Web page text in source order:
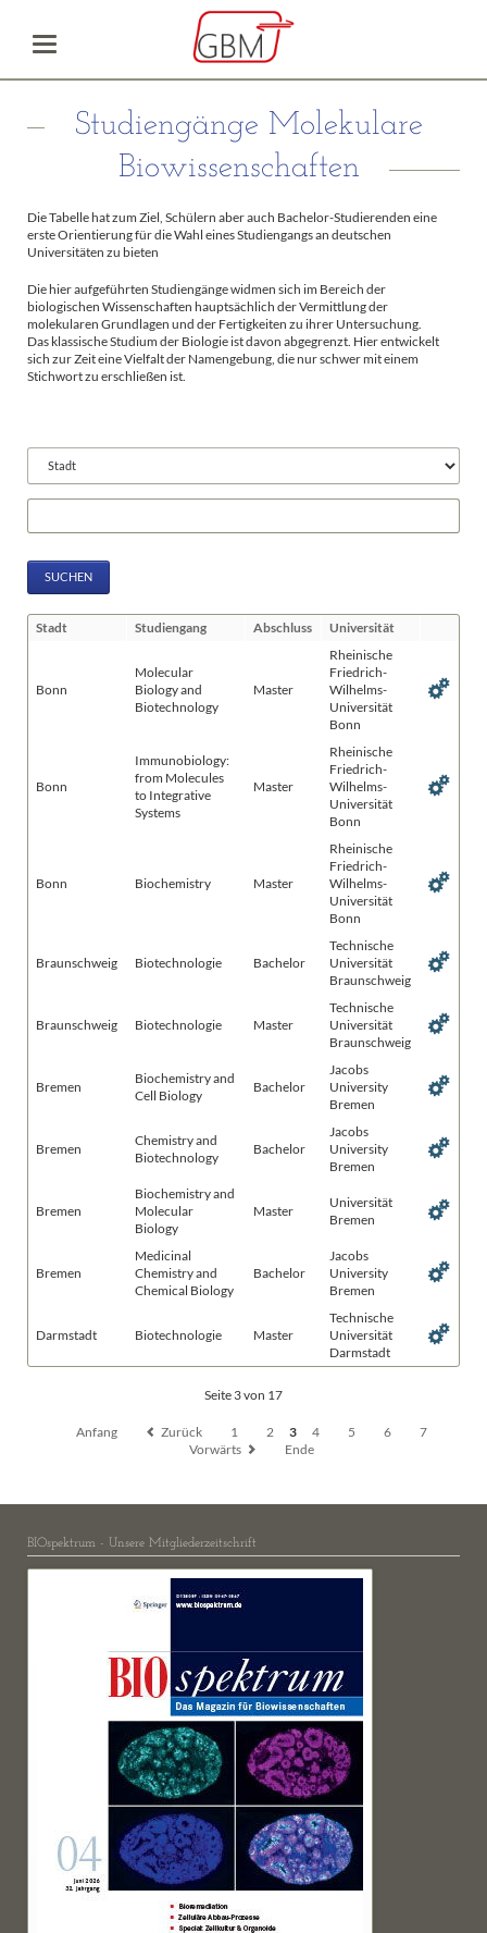
Studiengänge Molekulare
Biowissenschaften
Die Tabelle hat zum Ziel, Schülern aber auch Bachelor-Studierenden eine
erste Orientierung für die Wahl eines Studiengangs an deutschen
Universitäten zu bieten
Die hier aufgeführten Studiengänge widmen sich im Bereich der
biologischen Wissenschaften hauptsächlich der Vermittlung der
molekularen Grundlagen und der Fertigkeiten zu ihrer Untersuchung.
Das klassische Studium der Biologie ist davon abgegrenzt. Hier entwickelt
sich zur Zeit eine Vielfalt der Namengebung, die nur schwer mit einem
Stichwort zu erschließen ist.
Felder
SUCHEN
Stadt Studiengang Abschluss Universität
Bonn
Molecular
Biology and
Biotechnology
Master
Rheinische
Friedrich-
Wilhelms-
Universität
Bonn
Bonn
Immunobiology:
from Molecules
to Integrative
Systems
Master
Rheinische
Friedrich-
Wilhelms-
Universität
Bonn
Bonn Biochemistry Master
Rheinische
Friedrich-
Wilhelms-
Universität
Bonn
Braunschweig Biotechnologie Bachelor
Technische
Universität
Braunschweig
Braunschweig Biotechnologie Master
Technische
Universität
Braunschweig
Bremen
Biochemistry and
Cell Biology
Bachelor
Jacobs
University
Bremen
Bremen
Chemistry and
Biotechnology
Bachelor
Jacobs
University
Bremen
Bremen
Biochemistry and
Molecular
Biology
Master
Universität
Bremen
Bremen
Medicinal
Chemistry and
Chemical Biology
Bachelor
Jacobs
University
Bremen
Darmstadt Biotechnologie Master
Technische
Universität
Darmstadt
Seite 3 von 17
Anfang Zurück 1 2 3 4 5 6
7
Vorwärts
Ende
BIOspektrum - Unsere Mitgliederzeitschrift